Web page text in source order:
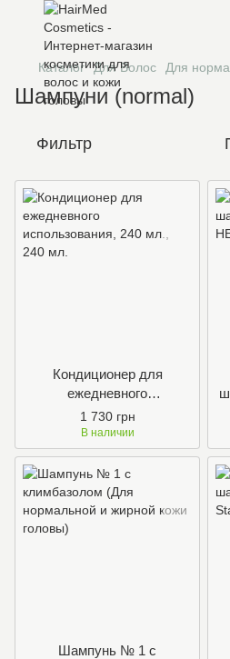
Каталог Для Волос Для
Шампуни (normal)
Фильтр
Кондиционер для
ежедневного
использования, 240 мл.
1 730 грн
В наличии
Шампунь № 1 с